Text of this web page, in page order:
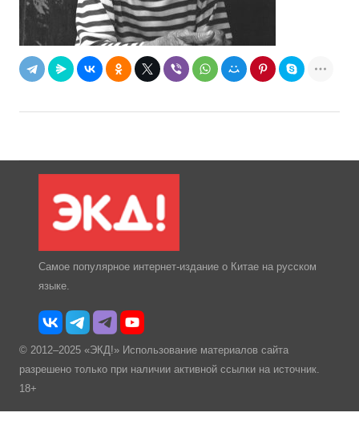
Самое популярное интернет-издание о Китае на русском
языке.
© 2012–2025 «ЭКД!» Использование материалов сайта
разрешено только при наличии активной ссылки на источник.
18+